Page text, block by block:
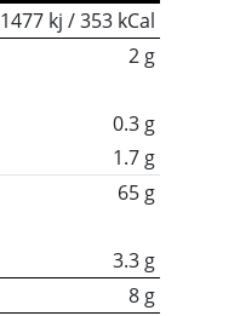
1477 kj / 353 kCal
2 g
0.3 g
1.7 g
65 g
3.3 g
8 g